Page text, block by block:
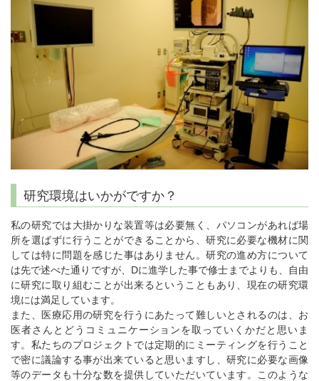
研究環境はいかがですか？
私の研究では大掛かりな装置等は必要無く、パソコンがあれば場
所を選ばずに行うことができることから、研究に必要な機材に関
しては特に問題を感じた事はありません。研究の進め方について
は先で述べた通りですが、Dに進学した事で修士までよりも、自由
に研究に取り組むことが出来るということもあり、現在の研究環
境には満足しています。
また、医療応用の研究を行うにあたって難しいとされるのは、お
医者さんとどうコミュニケーションを取っていくかだと思いま
す。私たちのプロジェクトでは定期的にミーティングを行うこと
で密に議論する事が出来ていると思いますし、研究に必要な画像
等のデータも十分な数を提供していただいています。このような